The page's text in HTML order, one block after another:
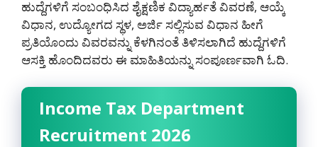
ಹುದ್ದೆಗಳಿಗೆ ಸಂಬಂಧಿಸಿದ ಶೈಕ್ಷಣಿಕ ವಿದ್ಯಾರ್ಹತೆ ವಿವರಣೆ, ಆಯ್ಕೆ
ವಿಧಾನ, ಉದ್ಯೋಗದ ಸ್ಥಳ, ಅರ್ಜಿ ಸಲ್ಲಿಸುವ ವಿಧಾನ ಹೀಗೆ
ಪ್ರತಿಯೊಂದು ವಿವರವನ್ನು ಕೆಳಗಿನಂತೆ ತಿಳಿಸಲಾಗಿದೆ ಹುದ್ದೆಗಳಿಗೆ
ಆಸಕ್ತಿ ಹೊಂದಿದವರು ಈ ಮಾಹಿತಿಯನ್ನು ಸಂಪೂರ್ಣವಾಗಿ ಓದಿ.
Income Tax Department
Recruitment 2026